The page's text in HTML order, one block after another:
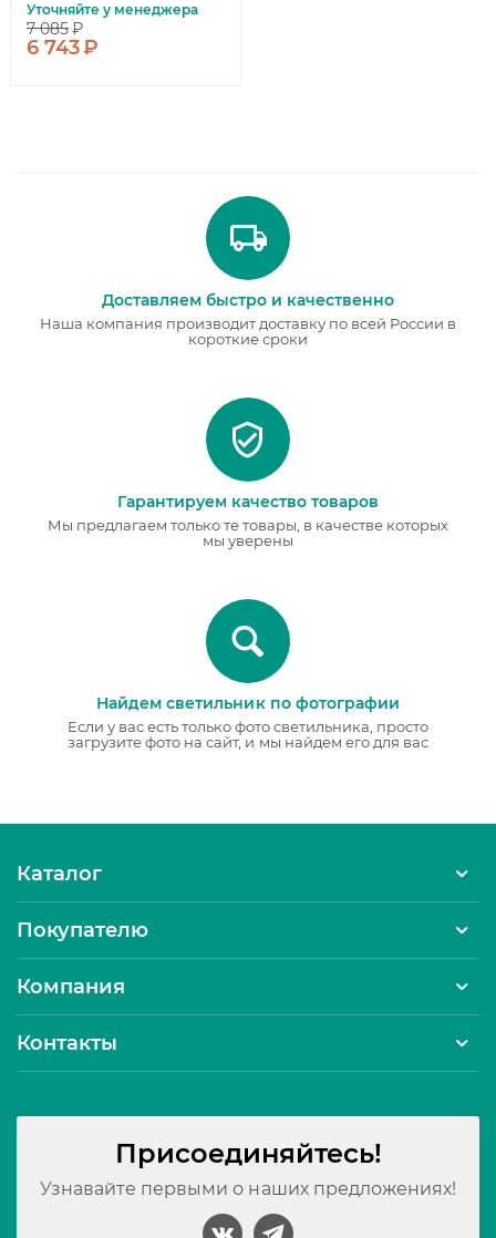
Уточняйте у менеджера
7 085₽
6 743₽
Доставляем быстро и качественно
Наша компания производит доставку по всей России в
короткие сроки
Гарантируем качество товаров
Мы предлагаем только те товары, в качестве которых
мы уверены
Найдем светильник по фотографии
Если у вас есть только фото светильника, просто
загрузите фото на сайт, и мы найдем его для вас
Каталог
Покупателю
Компания
Контакты
Присоединяйтесь!
Узнавайте первыми о наших предложениях!